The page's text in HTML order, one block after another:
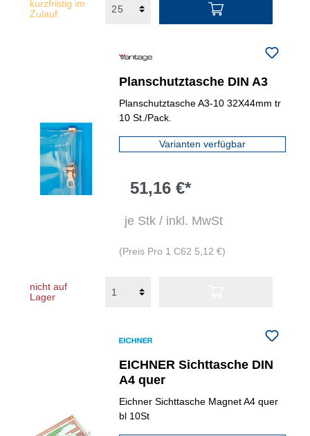
kurzfristig im
Zulauf
Planschutztasche DIN A3
Planschutztasche A3-10 32X44mm tr
10 St./Pack.
Varianten verfügbar
51,16 €*
je Stk / inkl. MwSt
(Preis Pro 1 C62 5,12 €)
nicht auf
Lager
EICHNER Sichttasche DIN
A4 quer
Eichner Sichttasche Magnet A4 quer
bl 10St